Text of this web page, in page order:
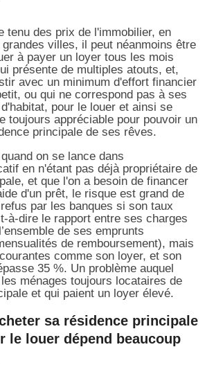
tenu des prix de l'immobilier, en
villes, il peut néanmoins être
à payer un loyer tous les mois
présente de multiples atouts, et,
avec un minimum d'effort financier
ou qui ne correspond pas à ses
pour le louer et ainsi se
toujours appréciable pour pouvoir un
principale de ses rêves.
on se lance dans
en n'étant pas déjà propriétaire de
et que l'on a besoin de financer
d'un prêt, le risque est grand de
par les banques si son taux
à-dire le rapport entre ses charges
de ses emprunts
de remboursement), mais
comme son loyer, et son
35 %. Un problème auquel
ménages toujours locataires de
et qui paient un loyer élevé.
sa résidence principale
le louer dépend beaucoup